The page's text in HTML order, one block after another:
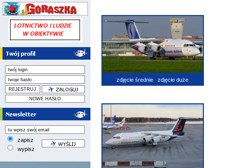
zapisz
wypisz
zdjęcie średnie zdjęcie duże